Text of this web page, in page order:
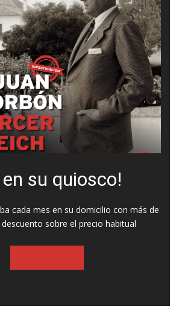
en su quiosco!
cada mes en su domicilio con más de
sobre el precio habitual